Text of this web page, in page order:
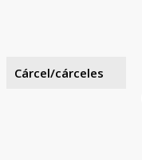
Cárcel/cárceles